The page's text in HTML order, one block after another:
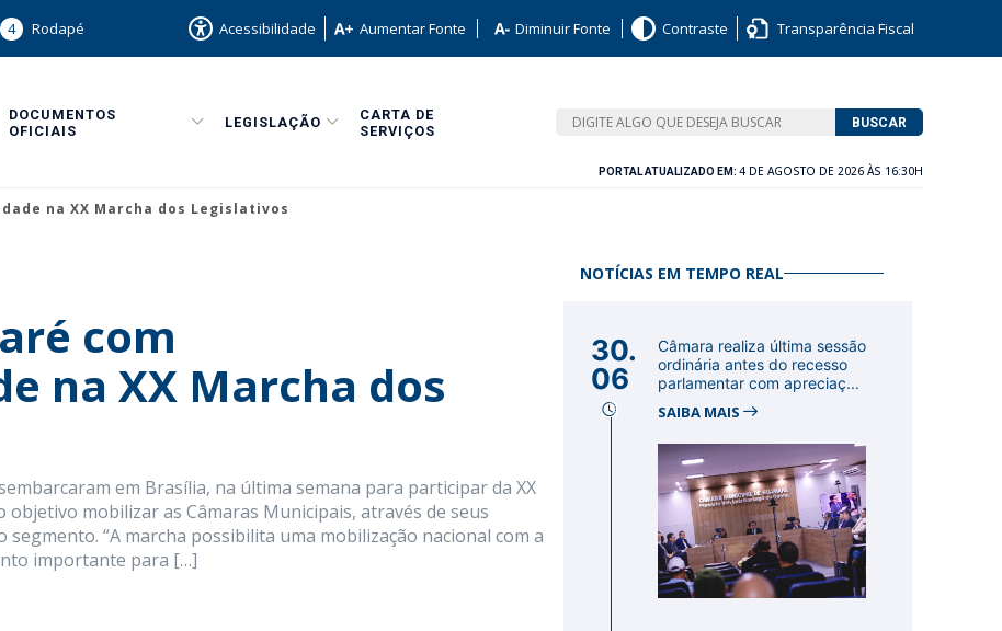
4 Rodapé Acessibilidade Aumentar Fonte Diminuir Fonte Contraste Transparência Fiscal
DOCUMENTOS
OFICIAIS
LEGISLAÇÃO
CARTA DE
SERVIÇOS
BUSCAR
PORTAL ATUALIZADO EM: 4 DE AGOSTO DE 2026 ÀS 16:30H
na XX Marcha dos Legislativos
com
na XX Marcha dos
em Brasília, na última semana para participar da XX
mobilizar as Câmaras Municipais, através de seus
“A marcha possibilita uma mobilização nacional com a
importante para […]
NOTÍCIAS EM TEMPO REAL
30.
06
Câmara realiza última sessão
ordinária antes do recesso
parlamentar com apreciaç...
SAIBA MAIS